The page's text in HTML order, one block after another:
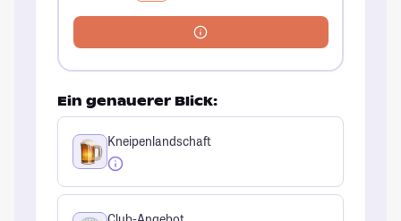
Ein genauerer Blick:
Kneipenlandschaft